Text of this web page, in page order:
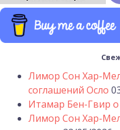
Лимор Сон Хар-
соглашений Осло
Итамар Бен-Гвир
Лимор Сон Хар-